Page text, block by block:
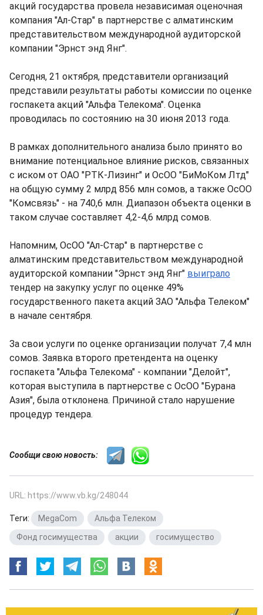
акций государства провела независимая оценочная
компания "Ал-Стар" в партнерстве с алматинским
представительством международной аудиторской
компании "Эрнст энд Янг".
Сегодня, 21 октября, представители организаций
представили результаты работы комиссии по оценке
госпакета акций "Альфа Телекома". Оценка
проводилась по состоянию на 30 июня 2013 года.
В рамках дополнительного анализа было принято во
внимание потенциальное влияние рисков, связанных
с иском от ОАО "РТК-Лизинг" и ОсОО "БиМоКом Лтд"
на общую сумму 2 млрд 856 млн сомов, а также ОсОО
"Комсвязь" - на 740,6 млн. Диапазон объекта оценки в
таком случае составляет 4,2-4,6 млрд сомов.
Напомним, ОсОО "Ал-Стар" в партнерстве с
алматинским представительством международной
аудиторской компании "Эрнст энд Янг" выиграло
тендер на закупку услуг по оценке 49%
государственного пакета акций ЗАО "Альфа Телеком"
в начале сентября.
За свои услуги по оценке организации получат 7,4 млн
сомов. Заявка второго претендента на оценку
госпакета "Альфа Телекома" - компании "Делойт",
которая выступила в партнерстве с ОсОО "Бурана
Азия", была отклонена. Причиной стало нарушение
процедур тендера.
Сообщи свою новость:
URL: https://www.vb.kg/248044
Теги: MegaCom Альфа Телеком
Фонд госимущества
акции госимущество